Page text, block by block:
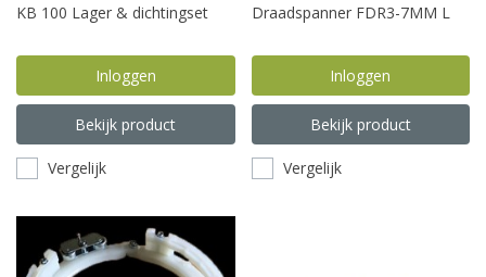
KB 100 Lager & dichtingset
Inloggen
Bekijk product
Vergelijk
Draadspanner FDR3-7MM L
Inloggen
Bekijk product
Vergelijk